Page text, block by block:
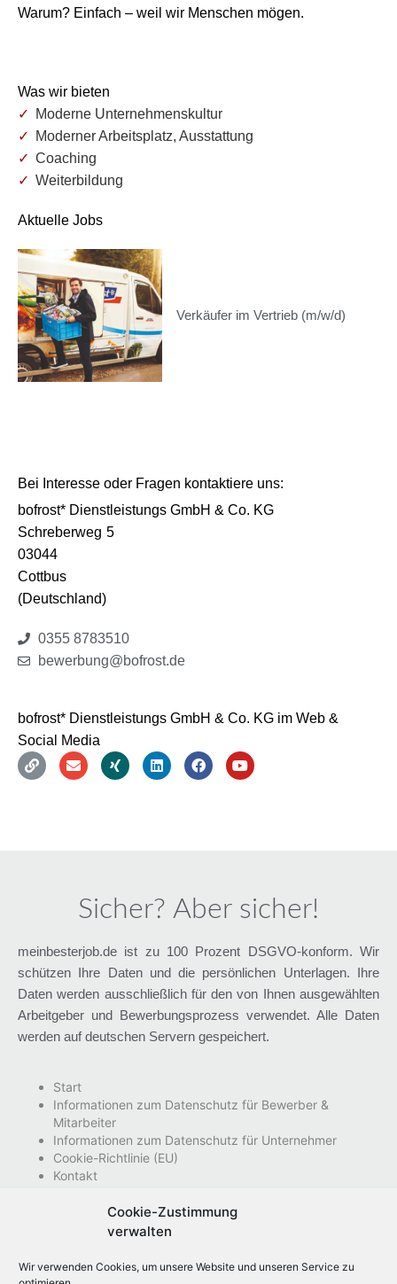
Cookie-Zustimmung
verwalten
Wir verwenden Cookies, um unsere Website und unseren Service zu
Warum? Einfach – weil wir Menschen mögen.
Was wir bieten
Moderne Unternehmenskultur
Moderner Arbeitsplatz, Ausstattung
Coaching
Weiterbildung
Aktuelle Jobs
Verkäufer im Vertrieb (m/w/d)
Bei Interesse oder Fragen kontaktiere uns:
bofrost* Dienstleistungs GmbH & Co. KG
Schreberweg 5
03044
Cottbus
(Deutschland)
0355 8783510
bewerbung@bofrost.de
bofrost* Dienstleistungs GmbH & Co. KG im Web &
Social Media
Sicher? Aber sicher!
meinbesterjob.de ist zu 100 Prozent DSGVO-konform. Wir
schützen Ihre Daten und die persönlichen Unterlagen. Ihre
Daten werden ausschließlich für den von Ihnen ausgewählten
Arbeitgeber und Bewerbungsprozess verwendet. Alle Daten
werden auf deutschen Servern gespeichert.
Start
Informationen zum Datenschutz für Bewerber &
Mitarbeiter
Informationen zum Datenschutz für Unternehmer
Cookie-Richtlinie (EU)
Kontakt
Impressum
Datenschutzhinweise